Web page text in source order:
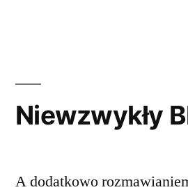
Niewzwykły
A dodatkowo